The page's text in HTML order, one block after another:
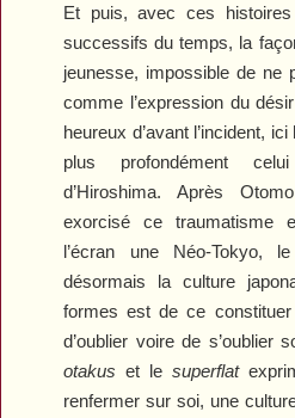
Et puis, avec ces
successifs du temps, la
jeunesse, impossible de ne
comme l’expression du
heureux d’avant l’incident,
plus profondément
d’Hiroshima. Après
exorcisé ce traumatisme
l’écran une Néo-Tokyo,
désormais la culture
formes est de ce
d’oublier voire de s’oublier
otakus et le superflat
renfermer sur soi, une